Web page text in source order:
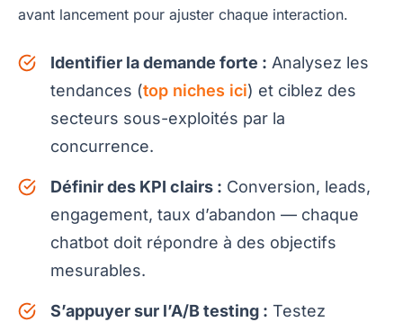
avant lancement pour ajuster chaque interaction.
Identifier la demande forte : Analysez les
tendances (top niches ici) et ciblez des
secteurs sous-exploités par la
concurrence.
Définir des KPI clairs : Conversion, leads,
engagement, taux d’abandon — chaque
chatbot doit répondre à des objectifs
mesurables.
S’appuyer sur l’A/B testing : Testez